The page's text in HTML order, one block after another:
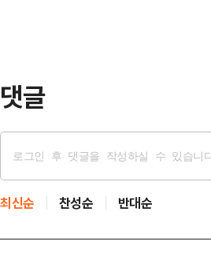
댓글
최신순 찬성순 반대순